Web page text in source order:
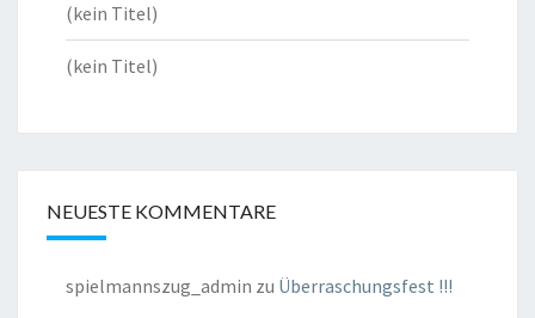
(kein Titel)
(kein Titel)
NEUESTE KOMMENTARE
spielmannszug_admin zu Überraschungsfest !!!